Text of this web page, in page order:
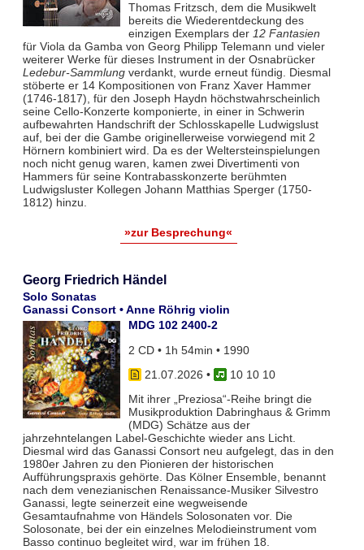
Thomas Fritzsch, dem die Musikwelt
bereits die Wiederentdeckung des
einzigen Exemplars der 12 Fantasien
für Viola da Gamba von Georg Philipp Telemann und vieler
weiterer Werke für dieses Instrument in der Osnabrücker
Ledebur-Sammlungverdankt, wurde erneut fündig. Diesmal
stöberte er 14 Kompositionen von Franz Xaver Hammer
(1746-1817), für den Joseph Haydn höchstwahrscheinlich
seine Cello-Konzerte komponierte, in einer in Schwerin
aufbewahrten Handschrift der Schlosskapelle Ludwigslust
auf, bei der die Gambe originellerweise vorwiegend mit 2
Hörnern kombiniert wird. Da es der Weltersteinspielungen
noch nicht genug waren, kamen zwei Divertimenti von
Hammers für seine Kontrabasskonzerte berühmten
Ludwigsluster Kollegen Johann Matthias Sperger (1750-
1812) hinzu.
»zur Besprechung«
Georg Friedrich Händel
Solo Sonatas
Ganassi Consort • Anne Röhrig violin
MDG 102 2400-2
2 CD • 1h 54min • 1990
21.07.2026 •
10 10 10
Mit ihrer „Preziosa“-Reihe bringt die
Musikproduktion Dabringhaus & Grimm
(MDG) Schätze aus der
jahrzehntelangen Label-Geschichte wieder ans Licht.
Diesmal wird das Ganassi Consort neu aufgelegt, das in den
1980er Jahren zu den Pionieren der historischen
Aufführungspraxis gehörte. Das Kölner Ensemble, benannt
nach dem venezianischen Renaissance-Musiker Silvestro
Ganassi, legte seinerzeit eine wegweisende
Gesamtaufnahme von Händels Solosonaten vor. Die
Solosonate, bei der ein einzelnes Melodieinstrument vom
Basso continuo begleitet wird, war im frühen 18.